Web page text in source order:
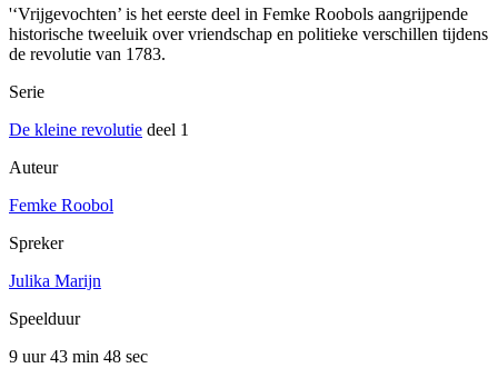
'‘Vrijgevochten’ is het eerste deel in Femke Roobols aangrijpende
historische tweeluik over vriendschap en politieke verschillen tijdens
de revolutie van 1783.
Serie
De kleine revolutie deel 1
Auteur
Femke Roobol
Spreker
Julika Marijn
Speelduur
9 uur 43 min 48 sec